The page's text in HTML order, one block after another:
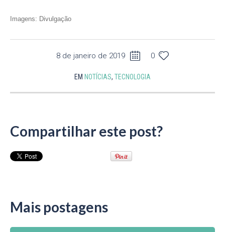
Imagens: Divulgação
8 de janeiro de 2019 0
EM NOTÍCIAS, TECNOLOGIA
Compartilhar este post?
Mais postagens